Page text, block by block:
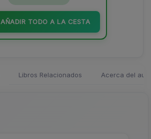
AÑADIR TODO A LA CESTA
Libros Relacionados Acerca del